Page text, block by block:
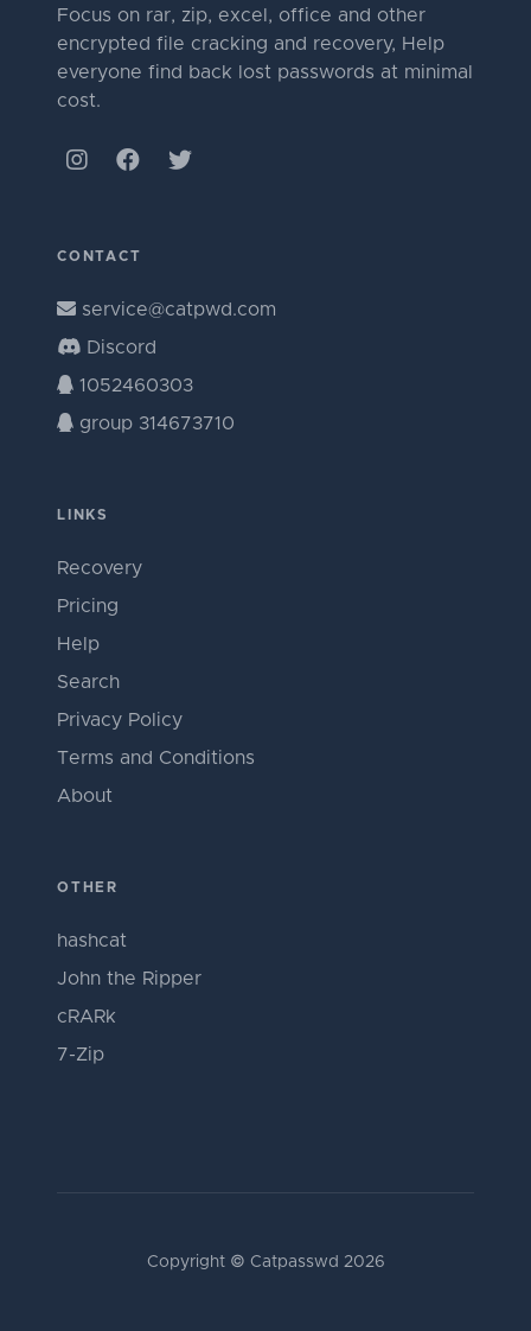
Focus on rar, zip, excel, office and other
encrypted file cracking and recovery, Help
everyone find back lost passwords at minimal
cost.
CONTACT
service@catpwd.com
Discord
1052460303
group 314673710
LINKS
Recovery
Pricing
Help
Search
Privacy Policy
Terms and Conditions
About
OTHER
hashcat
John the Ripper
cRARk
7-Zip
Copyright © Catpasswd 2026